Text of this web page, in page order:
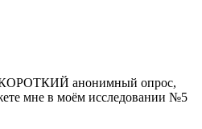
анонимный опрос,
мне в моём исследовании №5